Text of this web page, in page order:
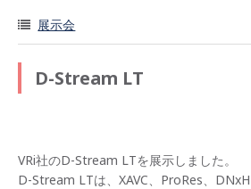
展示会
D-Stream LT
VRi社のD-Stream LTを展示しました。
D-Stream LTは、XAVC、ProRes、